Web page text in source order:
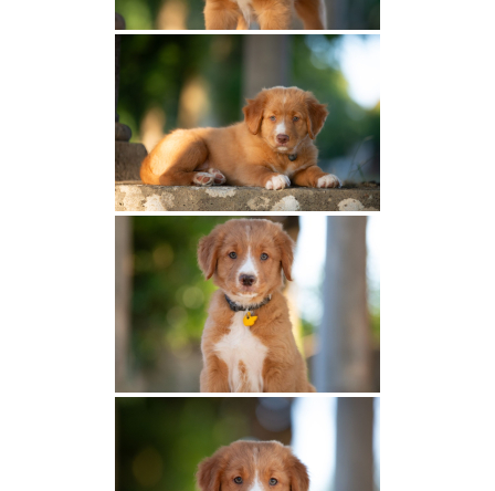
Légende Red Fox des Couleurs
d’Autumn
Lupus Dei Uma
U’Catan Red Fox des Couleurs
d’Autumn
Dunfield’s My Canadian dream
Vaïana Red Fox des Couleurs d’Autumn
Seven Nation Army Di Casa Toller
Dunfield’s Bigleaf Maple Syrup